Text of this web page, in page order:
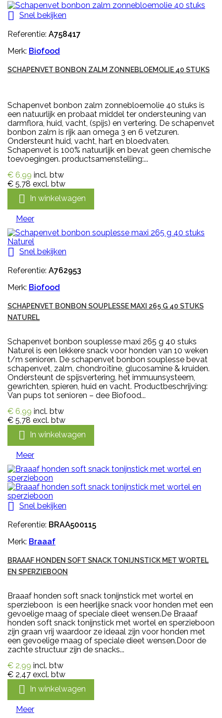
 Snel bekijken
Referentie: A758417
Merk: Biofood
SCHAPENVET BONBON ZALM ZONNEBLOEMOLIE 40 STUKS
Schapenvet bonbon zalm zonnebloemolie 40 stuks is
een natuurlijk en probaat middel ter ondersteuning van
darmflora, huid, vacht, (spijs) en vertering. De schapenvet
bonbon zalm is rijk aan omega 3 en 6 vetzuren.
Ondersteunt huid, vacht, hart en bloedvaten.
Schapenvet is 100% natuurlijk en bevat geen chemische
toevoegingen. productsamenstelling:...
€ 6,99 incl. btw
€ 5,78 excl. btw
 In winkelwagen
Meer
 Snel bekijken
Referentie: A762953
Merk: Biofood
SCHAPENVET BONBON SOUPLESSE MAXI 265 G 40 STUKS
NATUREL
Schapenvet bonbon souplesse maxi 265 g 40 stuks
Naturel is een lekkere snack voor honden van 10 weken
t/m senioren. De schapenvet bonbon souplesse bevat
schapenvet, zalm, chondroïtine, glucosamine & kruiden.
Ondersteunt de spijsvertering, het immuunsysteem,
gewrichten, spieren, huid en vacht. Productbeschrijving:
Van pups tot senioren – dee Biofood...
€ 6,99 incl. btw
€ 5,78 excl. btw
 In winkelwagen
Meer
 Snel bekijken
Referentie: BRAA500115
Merk: Braaaf
BRAAAF HONDEN SOFT SNACK TONIJNSTICK MET WORTEL
EN SPERZIEBOON
Braaaf honden soft snack tonijnstick met wortel en
sperzieboon is een heerlijke snack voor honden met een
gevoelige maag of speciale dieet wensen.De Braaaf
honden soft snack tonijnstick met wortel en sperzieboon
zijn graan vrij waardoor ze ideaal zijn voor honden met
een gevoelige maag of speciale dieet wensen.Door de
zachte structuur zijn de snacks...
€ 2,99 incl. btw
€ 2,47 excl. btw
 In winkelwagen
Meer